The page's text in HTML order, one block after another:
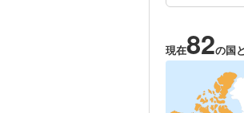
現在82の国